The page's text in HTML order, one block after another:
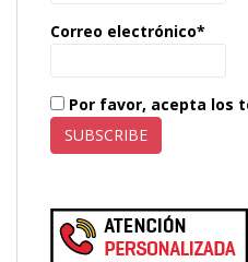
Correo electrónico*
Por favor, acepta los